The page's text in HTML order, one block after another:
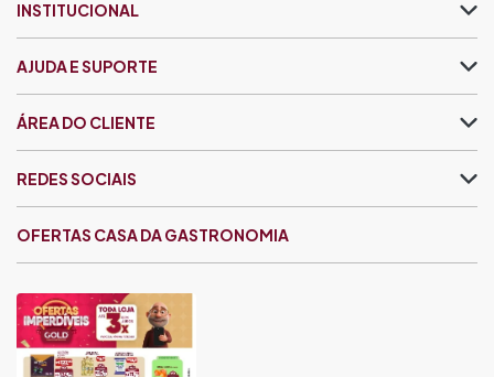
INSTITUCIONAL
AJUDA E SUPORTE
ÁREA DO CLIENTE
OFERTAS CASA DA GASTRONOMIA
REDES SOCIAIS